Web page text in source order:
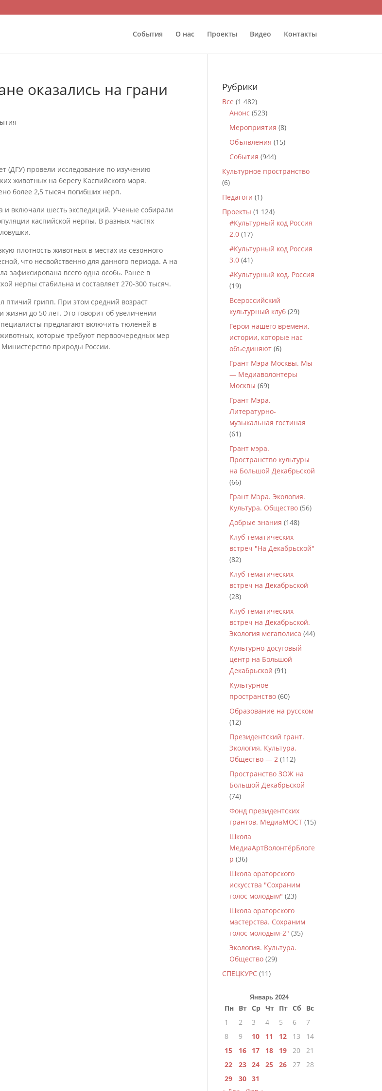
События О нас Проекты Видео Контакты
оказались на грани
(ДГУ) провели исследование по изучению
животных на берегу Каспийского моря.
более 2,5 тысяч погибших нерп.
и включали шесть экспедиций. Ученые собирали
каспийской нерпы. В разных частях
плотность животных в местах из сезонного
что несвойственно для данного периода. А на
всего одна особь. Ранее в
нерпы стабильна и составляет 270-300 тысяч.
грипп. При этом средний возраст
до 50 лет. Это говорит об увеличении
предлагают включить тюленей в
которые требуют первоочередных мер
природы России.
Рубрики
Все (1 482)
Анонс (523)
Мероприятия (8)
Объявления (15)
События (944)
Культурное пространство
(6)
Педагоги (1)
Проекты (1 124)
#Культурный код Россия
2.0 (17)
#Культурный код Россия
3.0 (41)
#Культурный код. Россия
(19)
Всероссийский
культурный клуб (29)
Герои нашего времени,
истории, которые нас
объединяют (6)
Грант Мэра Москвы. Мы
— Медиаволонтеры
Москвы (69)
Грант Мэра.
Литературно-
музыкальная гостиная
(61)
Грант мэра.
Пространство культуры
на Большой Декабрьской
(66)
Грант Мэра. Экология.
Культура. Общество (56)
Добрые знания (148)
Клуб тематических
встреч "На Декабрьской"
(82)
Клуб тематических
встреч на Декабрьской
(28)
Клуб тематических
встреч на Декабрьской.
Экология мегаполиса (44)
Культурно-досуговый
центр на Большой
Декабрьской (91)
Культурное
пространство (60)
Образование на русском
(12)
Президентский грант.
Экология. Культура.
Общество — 2 (112)
Пространство ЗОЖ на
Большой Декабрьской
(74)
Фонд президентских
грантов. МедиаМОСТ (15)
Школа
МедиаАртВолонтёрБлоге
р (36)
Школа ораторского
искусства "Сохраним
голос молодым" (23)
Школа ораторского
мастерства. Сохраним
голос молодым-2" (35)
Экология. Культура.
Общество (29)
СПЕЦКУРС (11)
Январь 2024
Пн Вт Ср Чт Пт Сб
Вс
1
2 3 4 5 6
7
8
9 10 11 12 13
14
15
16 17 18 19 20
21
22
23 24 25 26 27
28
29
30 31